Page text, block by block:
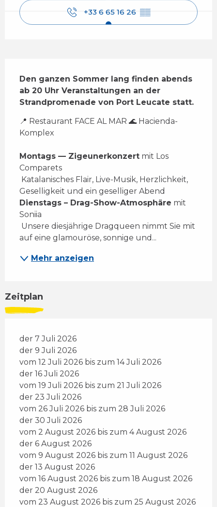
+33 6 65 16 26 ▒▒
Den ganzen Sommer lang finden abends
ab 20 Uhr Veranstaltungen an der
Strandpromenade von Port Leucate statt.
📍 Restaurant FACE AL MAR 🌊 Hacienda-
Komplex
Montags — Zigeunerkonzert mit Los
Comparets
Geselligkeit und ein geselliger Abend
Dienstags – Drag-Show-Atmosphäre mit
Soniia
auf eine glamouröse, sonnige und...
Mehr anzeigen
Zeitplan
der 7 Juli 2026
der 9 Juli 2026
vom 12 Juli 2026 bis zum 14 Juli 2026
der 16 Juli 2026
vom 19 Juli 2026 bis zum 21 Juli 2026
der 23 Juli 2026
vom 26 Juli 2026 bis zum 28 Juli 2026
der 30 Juli 2026
vom 2 August 2026 bis zum 4 August 2026
der 6 August 2026
vom 9 August 2026 bis zum 11 August 2026
der 13 August 2026
vom 16 August 2026 bis zum 18 August 2026
der 20 August 2026
vom 23 August 2026 bis zum 25 August 2026